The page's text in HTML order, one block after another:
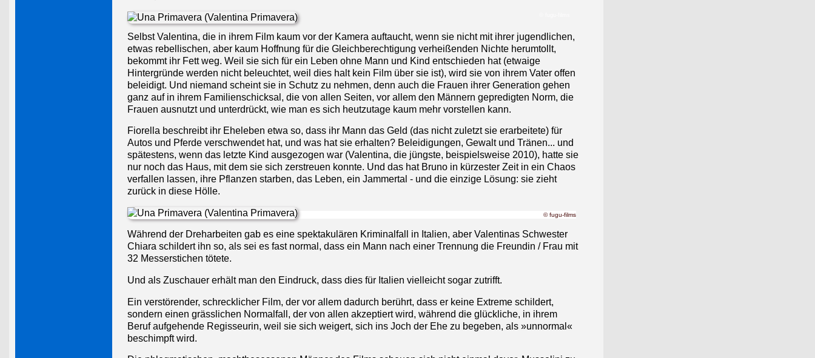
Selbst Valentina, die in ihrem Film kaum vor der Kamera auftaucht, wenn sie nicht mit ihrer jugendlichen,
etwas rebellischen, aber kaum Hoffnung für die Gleichberechtigung verheißenden Nichte herumtollt,
bekommt ihr Fett weg. Weil sie sich für ein Leben ohne Mann und Kind entschieden hat (etwaige
Hintergründe werden nicht beleuchtet, weil dies halt kein Film über sie ist), wird sie von ihrem Vater offen
beleidigt. Und niemand scheint sie in Schutz zu nehmen, denn auch die Frauen ihrer Generation gehen
ganz auf in ihrem Familienschicksal, die von allen Seiten, vor allem den Männern gepredigten Norm, die
Frauen ausnutzt und unterdrückt, wie man es sich heutzutage kaum mehr vorstellen kann.
Fiorella beschreibt ihr Eheleben etwa so, dass ihr Mann das Geld (das nicht zuletzt sie erarbeitete) für
Autos und Pferde verschwendet hat, und was hat sie erhalten? Beleidigungen, Gewalt und Tränen... und
spätestens, wenn das letzte Kind ausgezogen war (Valentina, die jüngste, beispielsweise 2010), hatte sie
nur noch das Haus, mit dem sie sich zerstreuen konnte. Und das hat Bruno in kürzester Zeit in ein Chaos
verfallen lassen, ihre Pflanzen starben, das Leben, ein Jammertal - und die einzige Lösung: sie zieht
zurück in diese Hölle.
© fugu-films
Während der Dreharbeiten gab es eine spektakulären Kriminalfall in Italien, aber Valentinas Schwester
Chiara schildert ihn so, als sei es fast normal, dass ein Mann nach einer Trennung die Freundin / Frau mit
32 Messerstichen tötete.
Und als Zuschauer erhält man den Eindruck, dass dies für Italien vielleicht sogar zutrifft.
Ein verstörender, schrecklicher Film, der vor allem dadurch berührt, dass er keine Extreme schildert,
sondern einen grässlichen Normalfall, der von allen akzeptiert wird, während die glückliche, in ihrem
Beruf aufgehende Regisseurin, weil sie sich weigert, sich ins Joch der Ehe zu begeben, als »unnormal«
beschimpft wird.